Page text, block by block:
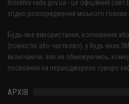
Bolekhiv-rada.gov.ua - це офіційний сайт
згідно розпорядження міського
Будь-яке використання, копіювання
(повністю або частково), у будь-яких
включаючи, але не обмежуючись,
посилання на першоджерело суворо
АРХІВ